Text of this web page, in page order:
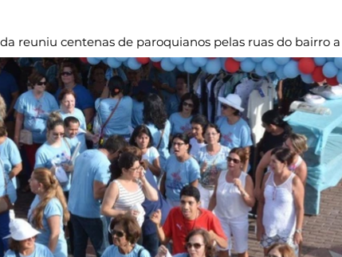
reuniu centenas de paroquianos pelas ruas do bairro